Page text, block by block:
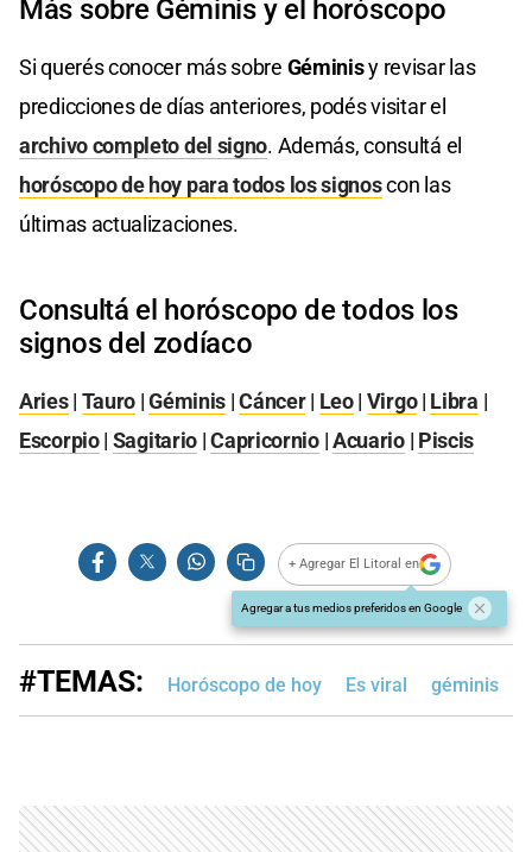
Más sobre Géminis y el horóscopo
Si querés conocer más sobre Géminisy revisar las
predicciones de días anteriores, podés visitar el
archivo completo del signo. Además, consultá el
horóscopo de hoy para todos los signoscon las
últimas actualizaciones.
Consultá el horóscopo de todos los
signos del zodíaco
Aries| Tauro |Géminis |Cáncer| Leo| Virgo| Libra |
Escorpio| Sagitario |Capricornio|Acuario| Piscis
+ Agregar El Litoral en
Agregar a tus medios preferidos en Google
#TEMAS: Horóscopo de hoy Es viral géminis